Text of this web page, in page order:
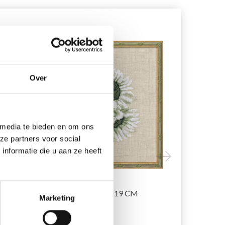
Over
te bieden en om ons
partners voor social
die u aan ze heeft
Marketing
20% korting
BORDUURPAKKET
ZONNEBLOEM 18 X 19 CM
EUR 15.30